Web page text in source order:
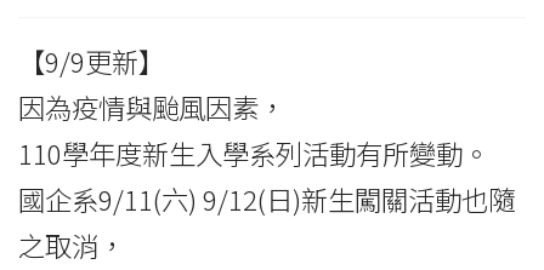
【9/9更新】
因為疫情與颱風因素，
110學年度新生入學系列活動有所變動。
國企系9/11(六) 9/12(日)新生闖關活動也隨
之取消，